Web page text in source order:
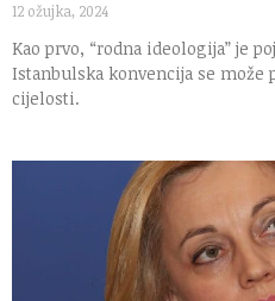
12 ožujka, 2024
Kao prvo, “rodna ideologija” je
Istanbulska konvencija se
cijelosti.